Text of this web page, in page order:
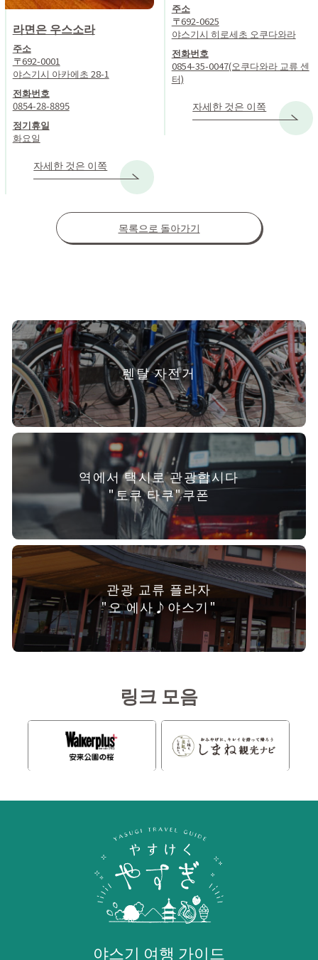
라면은 우스소라
주소
〒692-0001
야스기시 아카에초 28-1
전화번호
0854-28-8895
정기휴일
화요일
자세한 것은 이쪽
주소
〒692-0625
야스기시 히로세초 오쿠다와라
전화번호
0854-35-0047(오쿠다와라 교류 센
터)
자세한 것은 이쪽
목록으로 돌아가기
렌탈 자전거
역에서 택시로 관광합시다
"토쿠 타쿠"쿠폰
관광 교류 플라자
"오 에사♪야스기"
링크 모음
야스기 여행 가이드